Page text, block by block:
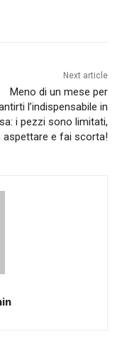
Next article
Meno di un mese per
l’indispensabile in
i pezzi sono limitati,
aspettare e fai scorta!